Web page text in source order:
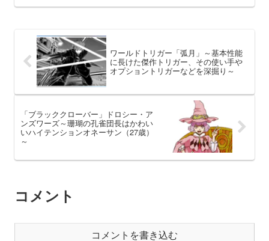
ワールドトリガー「弧月」～基本性能
に長けた傑作トリガー、その使い手や
オプショントリガーなどを深掘り～
「ブラッククローバー」ドロシー・ア
ンズワーズ～珊瑚の孔雀団長はかわい
いハイテンションオネーサン（27歳）
～
コメント
コメントを書き込む